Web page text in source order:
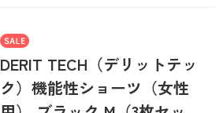
DERIT TECH（デリットテッ
ク）機能性ショーツ（女性